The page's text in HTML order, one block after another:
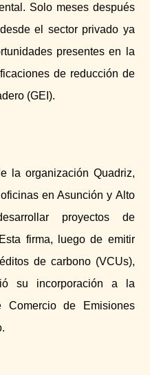
Solo meses después
el sector privado ya
presentes en la
de reducción de
(GEI).
la organización Quadriz,
en Asunción y Alto
proyectos de
firma, luego de emitir
de carbono (VCUs),
su incorporación a la
Comercio de Emisiones